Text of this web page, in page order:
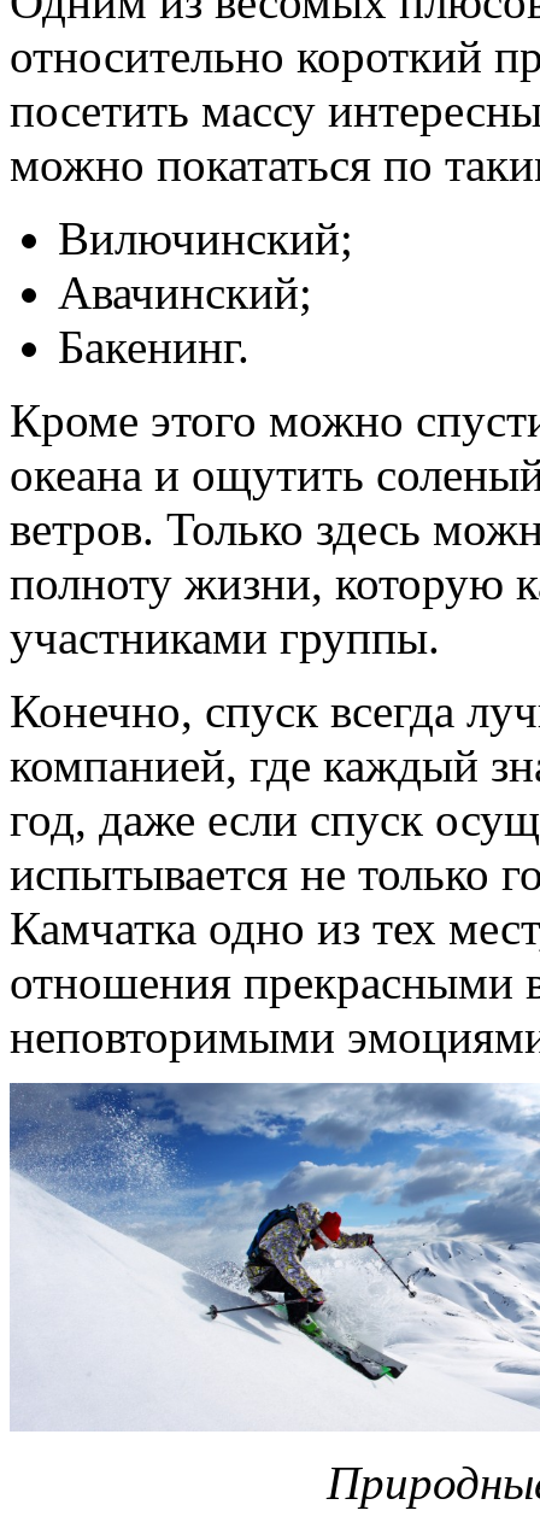
относительно короткий
посетить массу
можно покататься по
Вилючинский;
Авачинский;
Бакенинг.
Кроме этого можно
океана и ощутить
ветров. Только здесь
полноту жизни, которую
участниками группы.
Конечно, спуск всегда
компанией, где каждый
год, даже если спуск
испытывается не только
Камчатка одно из тех
отношения прекрасными
неповторимыми